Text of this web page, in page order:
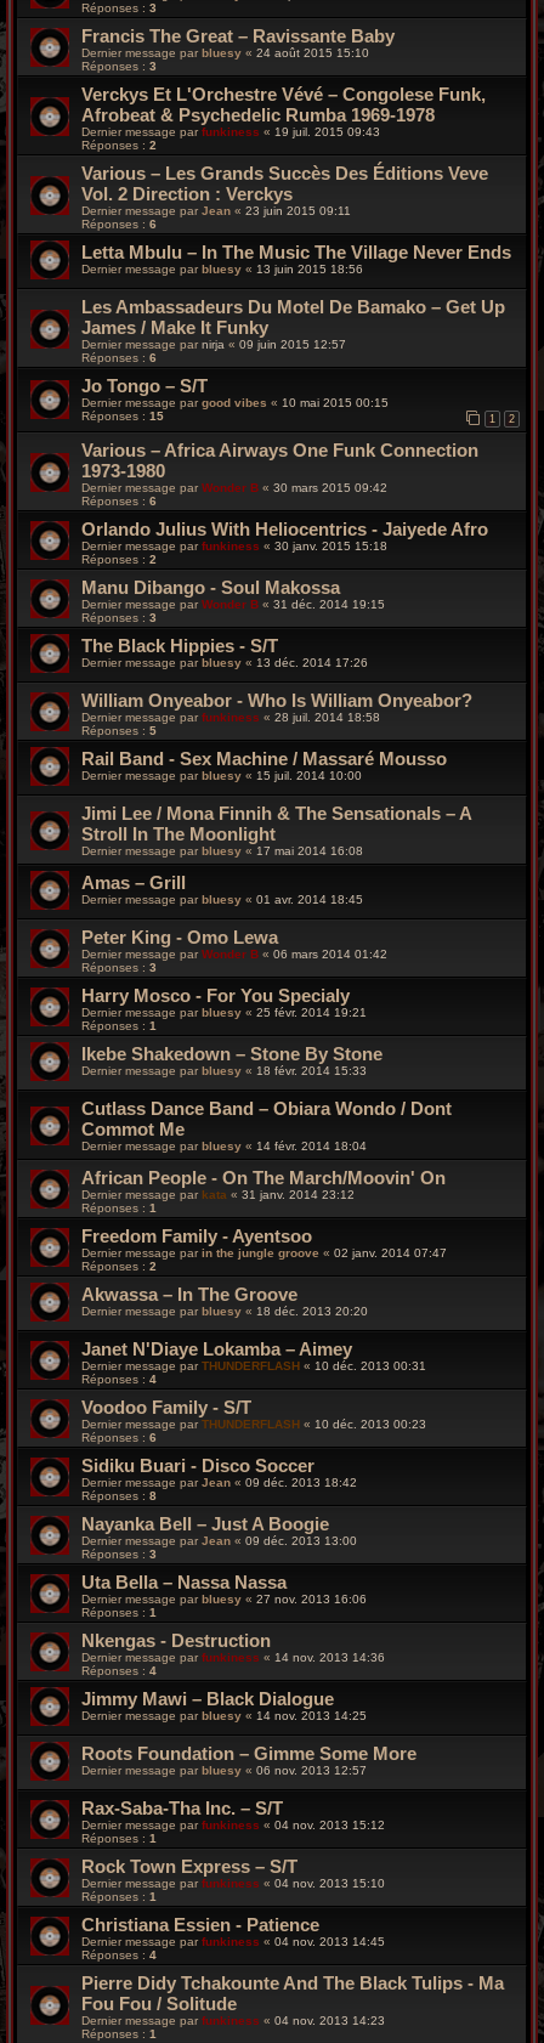
Réponses : 3
Francis The Great – Ravissante Baby
Dernier message par bluesy « 24 août 2015 15:10
Réponses : 3
Verckys Et L'Orchestre Vévé ‎– Congolese Funk,
Afrobeat & Psychedelic Rumba 1969-1978
Dernier message par funkiness « 19 juil. 2015 09:43
Réponses : 2
Various – Les Grands Succès Des Éditions Veve
Vol. 2 Direction : Verckys
Dernier message par Jean « 23 juin 2015 09:11
Réponses : 6
Letta Mbulu – In The Music The Village Never Ends
Dernier message parbluesy « 13 juin 2015 18:56
Les Ambassadeurs Du Motel De Bamako – Get Up
James / Make It Funky
Dernier message par nirja « 09 juin 2015 12:57
Réponses : 6
Jo Tongo – S/T
Dernier message pargood vibes « 10 mai 2015 00:15
Réponses : 15 1 2
Various – Africa Airways One Funk Connection
1973-1980
Dernier message par Wonder B « 30 mars 2015 09:42
Réponses : 6
Orlando Julius With Heliocentrics - Jaiyede Afro
Dernier message parfunkiness « 30 janv. 2015 15:18
Réponses : 2
Manu Dibango - Soul Makossa
Dernier message par Wonder B « 31 déc. 2014 19:15
Réponses : 3
The Black Hippies - S/T
Dernier message parbluesy « 13 déc. 2014 17:26
William Onyeabor ‎- Who Is William Onyeabor?
Dernier message par funkiness « 28 juil. 2014 18:58
Réponses : 5
Rail Band - Sex Machine / Massaré Mousso
Dernier message parbluesy « 15 juil. 2014 10:00
Jimi Lee / Mona Finnih & The Sensationals – A
Stroll In The Moonlight
Dernier message par bluesy « 17 mai 2014 16:08
Amas – Grill
Dernier message parbluesy « 01 avr. 2014 18:45
Peter King - Omo Lewa
Dernier message par Wonder B « 06 mars 2014 01:42
Réponses : 3
Harry Mosco - For You Specialy
Dernier message parbluesy « 25 févr. 2014 19:21
Réponses : 1
Ikebe Shakedown – Stone By Stone
Dernier message par bluesy « 18 févr. 2014 15:33
Cutlass Dance Band – Obiara Wondo / Dont
Commot Me
Dernier message par bluesy « 14 févr. 2014 18:04
African People - On The March/Moovin' On
Dernier message par kata « 31 janv. 2014 23:12
Réponses : 1
Freedom Family - Ayentsoo
Dernier message parin the jungle groove « 02 janv. 2014 07:47
Réponses : 2
Akwassa – In The Groove
Dernier message par bluesy « 18 déc. 2013 20:20
Janet N'Diaye Lokamba ‎– Aimey
Dernier message parTHUNDERFLASH « 10 déc. 2013 00:31
Réponses : 4
Voodoo Family - S/T
Dernier message par THUNDERFLASH « 10 déc. 2013 00:23
Réponses : 6
Sidiku Buari - Disco Soccer
Dernier message parJean « 09 déc. 2013 18:42
Réponses : 8
Nayanka Bell ‎– Just A Boogie
Dernier message par Jean « 09 déc. 2013 13:00
Réponses : 3
Uta Bella – Nassa Nassa
Dernier message parbluesy « 27 nov. 2013 16:06
Réponses : 1
Nkengas - Destruction
Dernier message par funkiness « 14 nov. 2013 14:36
Réponses : 4
Jimmy Mawi – Black Dialogue
Dernier message parbluesy « 14 nov. 2013 14:25
Roots Foundation – Gimme Some More
Dernier message par bluesy « 06 nov. 2013 12:57
Rax-Saba-Tha Inc. – S/T
Dernier message parfunkiness « 04 nov. 2013 15:12
Réponses : 1
Rock Town Express – S/T
Dernier message par funkiness « 04 nov. 2013 15:10
Réponses : 1
Christiana Essien - Patience
Dernier message parfunkiness « 04 nov. 2013 14:45
Réponses : 4
Pierre Didy Tchakounte And The Black Tulips - Ma
Fou Fou / Solitude
Dernier message par funkiness « 04 nov. 2013 14:23
Réponses : 1